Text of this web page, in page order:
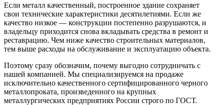
Если металл качественный, построенное здание сохраняет
свои технические характеристики десятилетиями. Если же
качество низкое — конструкции постепенно разрушаются, и
владельцу приходится снова вкладывать средства в ремонт и
реставрацию. Чем ниже качество строительных материалов,
тем выше расходы на обслуживание и эксплуатацию объекта.
Поэтому сразу обозначим, почему выгодно сотрудничать с
нашей компанией. Мы специализируемся на продаже
исключительно качественного сертифицированного черного
металлопроката, произведенного на крупных
металлургических предприятиях России строго по ГОСТ.